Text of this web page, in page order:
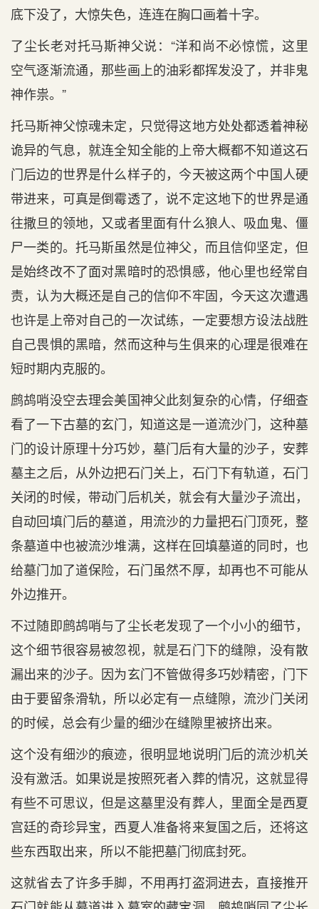
底下没了，大惊失色，连连在胸口画着十字。
了尘长老对托马斯神父说：“洋和尚不必惊慌，这里
空气逐渐流通，那些画上的油彩都挥发没了，并非鬼
神作祟。”
托马斯神父惊魂未定，只觉得这地方处处都透着神秘
诡异的气息，就连全知全能的上帝大概都不知道这石
门后边的世界是什么样子的，今天被这两个中国人硬
带进来，可真是倒霉透了，说不定这地下的世界是通
往撒旦的领地，又或者里面有什么狼人、吸血鬼、僵
尸一类的。托马斯虽然是位神父，而且信仰坚定，但
是始终改不了面对黑暗时的恐惧感，他心里也经常自
责，认为大概还是自己的信仰不牢固，今天这次遭遇
也许是上帝对自己的一次试练，一定要想方设法战胜
自己畏惧的黑暗，然而这种与生俱来的心理是很难在
短时期内克服的。
鹧鸪哨没空去理会美国神父此刻复杂的心情，仔细查
看了一下古墓的玄门，知道这是一道流沙门，这种墓
门的设计原理十分巧妙，墓门后有大量的沙子，安葬
墓主之后，从外边把石门关上，石门下有轨道，石门
关闭的时候，带动门后机关，就会有大量沙子流出，
自动回填门后的墓道，用流沙的力量把石门顶死，整
条墓道中也被流沙堆满，这样在回填墓道的同时，也
给墓门加了道保险，石门虽然不厚，却再也不可能从
外边推开。
不过随即鹧鸪哨与了尘长老发现了一个小小的细节，
这个细节很容易被忽视，就是石门下的缝隙，没有散
漏出来的沙子。因为玄门不管做得多巧妙精密，门下
由于要留条滑轨，所以必定有一点缝隙，流沙门关闭
的时候，总会有少量的细沙在缝隙里被挤出来。
这个没有细沙的痕迹，很明显地说明门后的流沙机关
没有激活。如果说是按照死者入葬的情况，这就显得
有些不可思议，但是这墓里没有葬人，里面全是西夏
宫廷的奇珍异宝，西夏人准备将来复国之后，还将这
些东西取出来，所以不能把墓门彻底封死。
这就省去了许多手脚，不用再打盗洞进去，直接推开